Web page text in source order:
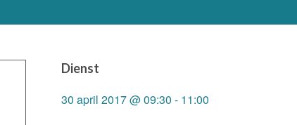
Dienst
30 april 2017 @ 09:30 - 11:00